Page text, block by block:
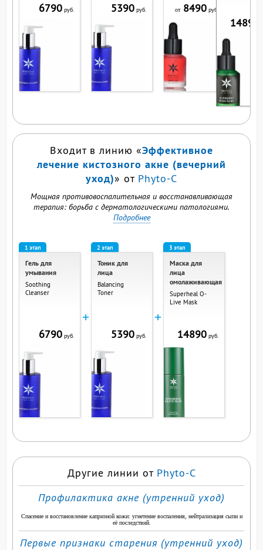
6790 руб. 5390 руб. от8490 руб.
14890
Входит в линию «Эффективное
лечение кистозного акне (вечерний
уход)» от Phyto-C
Мощная противовоспалительная и восстанавливающая
терапия: борьба с дерматологическими патологиями.
Подробнее
1 этап
Гель для
умывания
Soothing
Cleanser
6790 руб.
+
2 этап
Тоник для
лица
Balancing
Toner
5390 руб.
+
3 этап
Маска для
лица
омолаживающая
Superheal O-
Live Mask
14890 руб.
Другие линии от Phyto-C
Профилактика акне (утренний уход)
Спасение и восстановление капризной кожи: угнетение воспаления, нейтрализация сыпи и
её последствий.
Первые признаки старения (утренний уход)